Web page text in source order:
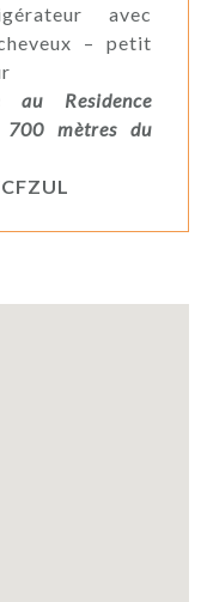
avec
– petit
Residence
700 mètres du